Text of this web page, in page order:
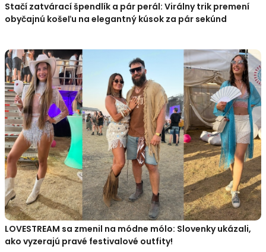
Stačí zatvárací špendlík a pár perál: Virálny trik premení
obyčajnú košeľu na elegantný kúsok za pár sekúnd
LOVESTREAM sa zmenil na módne mólo: Slovenky ukázali,
ako vyzerajú pravé festivalové outfity!